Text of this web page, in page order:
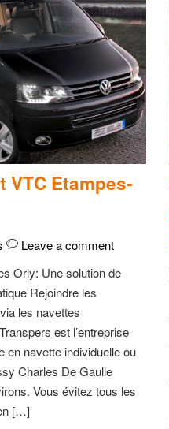
VTC Etampes-
Leave a comment
Orly: Une solution de
Rejoindre les
les navettes
est l’entreprise
en navette individuelle ou
Charles De Gaulle
Vous évitez tous les
[…]